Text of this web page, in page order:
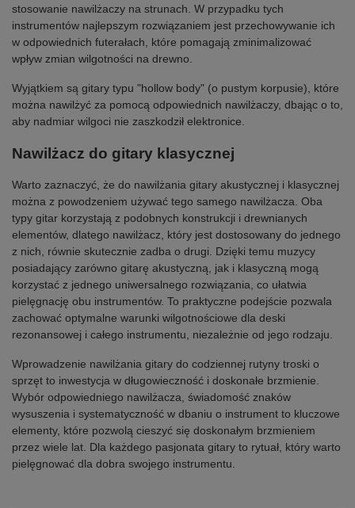
stosowanie nawilżaczy na strunach. W przypadku tych
instrumentów najlepszym rozwiązaniem jest przechowywanie ich
w odpowiednich futerałach, które pomagają zminimalizować
wpływ zmian wilgotności na drewno.
Wyjątkiem są gitary typu "hollow body" (o pustym korpusie), które
można nawilżyć za pomocą odpowiednich nawilżaczy, dbając o to,
aby nadmiar wilgoci nie zaszkodził elektronice.
Nawilżacz do gitary klasycznej
Warto zaznaczyć, że do nawilżania gitary akustycznej i klasycznej
można z powodzeniem używać tego samego nawilżacza. Oba
typy gitar korzystają z podobnych konstrukcji i drewnianych
elementów, dlatego nawilżacz, który jest dostosowany do jednego
z nich, równie skutecznie zadba o drugi. Dzięki temu muzycy
posiadający zarówno gitarę akustyczną, jak i klasyczną mogą
korzystać z jednego uniwersalnego rozwiązania, co ułatwia
pielęgnację obu instrumentów. To praktyczne podejście pozwala
zachować optymalne warunki wilgotnościowe dla deski
rezonansowej i całego instrumentu, niezależnie od jego rodzaju.
Wprowadzenie nawilżania gitary do codziennej rutyny troski o
sprzęt to inwestycja w długowieczność i doskonałe brzmienie.
Wybór odpowiedniego nawilżacza, świadomość znaków
wysuszenia i systematyczność w dbaniu o instrument to kluczowe
elementy, które pozwolą cieszyć się doskonałym brzmieniem
przez wiele lat. Dla każdego pasjonata gitary to rytuał, który warto
pielęgnować dla dobra swojego instrumentu.